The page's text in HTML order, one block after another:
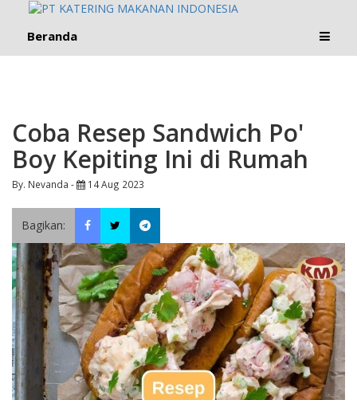
Beranda
Coba Resep Sandwich Po'
Boy Kepiting Ini di Rumah
By. Nevanda - 14 Aug 2023
Bagikan: